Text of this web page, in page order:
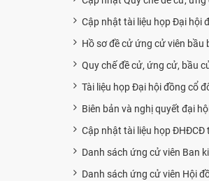
Cập nhật tài liệu họp Đại hội
Hồ sơ đề cử ứng cử viên bầu
Quy chế đề cử, ứng cử, bầu
Tài liệu họp Đại hội đồng cổ
Biên bản và nghị quyết đại
Cập nhật tài liệu họp ĐHĐCĐ
Danh sách ứng cử viên Ban
Danh sách ứng cử viên Hội